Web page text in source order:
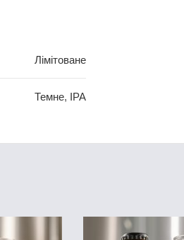
Лімітоване
Темне, IPA